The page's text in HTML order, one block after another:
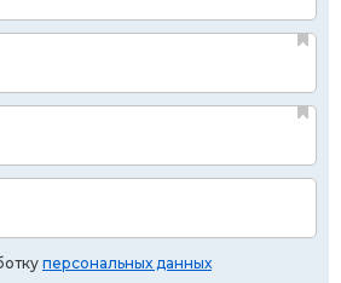
персональных данных